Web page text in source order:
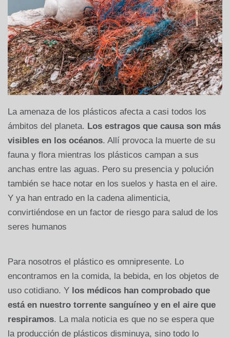
La amenaza de los plásticos afecta a casi todos los
ámbitos del planeta. Los estragos que causa son más
visibles en los océanos. Allí provoca la muerte de su
fauna y flora mientras los plásticos campan a sus
anchas entre las aguas. Pero su presencia y polución
también se hace notar en los suelos y hasta en el aire.
Y ya han entrado en la cadena alimenticia,
convirtiéndose en un factor de riesgo para salud de los
seres humanos
Para nosotros el plástico es omnipresente. Lo
encontramos en la comida, la bebida, en los objetos de
uso cotidiano. Y los médicos han comprobado que
está en nuestro torrente sanguíneo y en el aire que
respiramos. La mala noticia es que no se espera que
la producción de plásticos disminuya, sino todo lo